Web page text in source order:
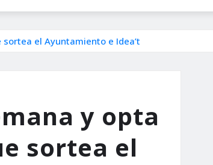
el Ayuntamiento e Idea’t
y opta
sortea el